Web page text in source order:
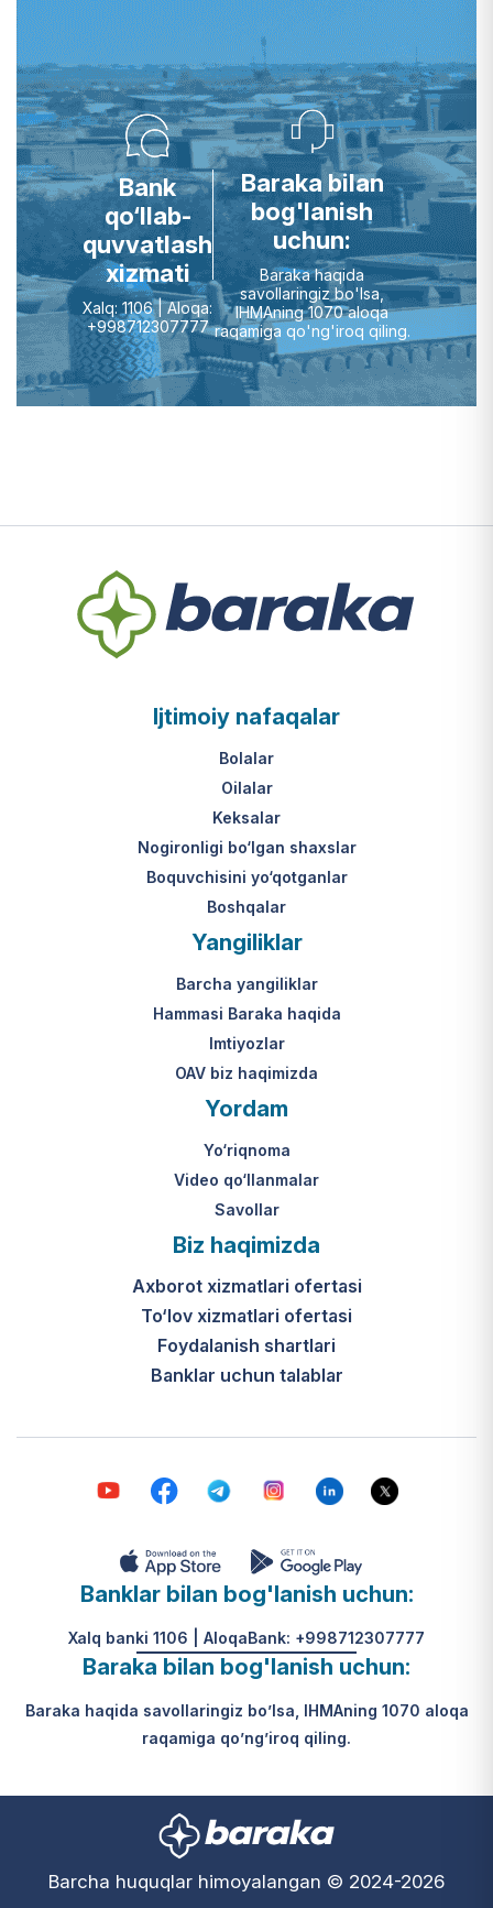
Bank
qo‘llab-
quvvatlash
xizmati
Xalq: 1106 | Aloqa:
+998712307777
Baraka bilan
bog'lanish
uchun:
Baraka haqida
savollaringiz bo'lsa,
IHMAning 1070 aloqa
raqamiga qo'ng'iroq qiling.
Ijtimoiy nafaqalar
Bolalar
Oilalar
Keksalar
Nogironligi bo‘lgan shaxslar
Boquvchisini yo‘qotganlar
Boshqalar
Yangiliklar
Barcha yangiliklar
Hammasi Baraka haqida
Imtiyozlar
OAV biz haqimizda
Yordam
Yo‘riqnoma
Video qo‘llanmalar
Savollar
Biz haqimizda
Axborot xizmatlari ofertasi
To‘lov xizmatlari ofertasi
Foydalanish shartlari
Banklar uchun talablar
Banklar bilan bog'lanish uchun:
Xalq banki 1106 | AloqaBank: +998712307777
Baraka bilan bog'lanish uchun:
Baraka haqida savollaringiz bo’lsa, IHMAning 1070 aloqa
raqamiga qo’ng’iroq qiling.
Barcha huquqlar himoyalangan © 2024-2026